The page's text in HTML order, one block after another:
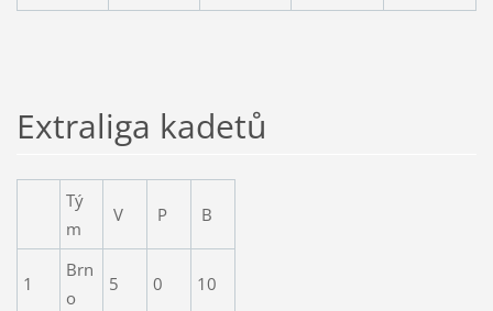
Extraliga kadetů
Tý
m
V P B
1
Brn
o
5 0 10